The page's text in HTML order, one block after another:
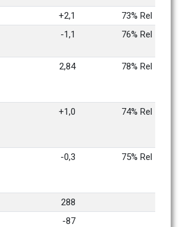
+2,1
73% Rel
-1,1 76% Rel
2,84 78% Rel
+1,0 74% Rel
-0,3 75% Rel
288
-87